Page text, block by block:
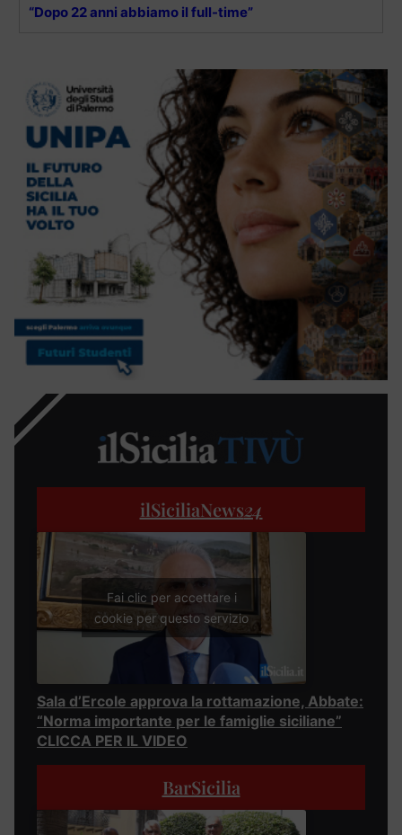
“Dopo 22 anni abbiamo il full-time”
ilSiciliaNews24
Fai clic per accettare i
cookie per questo servizio
Sala d’Ercole approva la rottamazione, Abbate:
“Norma importante per le famiglie siciliane”
CLICCA PER IL VIDEO
BarSicilia